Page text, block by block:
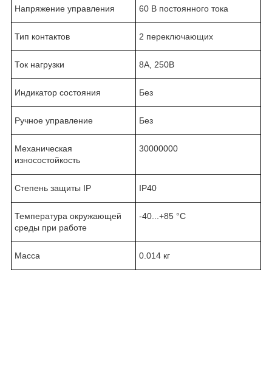
Напряжение управления 60 В постоянного тока
Тип контактов 2 переключающих
Ток нагрузки 8А, 250В
Индикатор состояния Без
Ручное управление Без
Механическая
износостойкость
30000000
Степень защиты IP IP40
Температура окружающей
среды при работе
-40...+85 °C
Масса 0.014 кг